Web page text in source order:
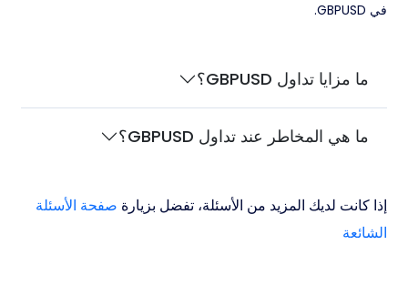
في GBPUSD.
ما مزايا تداول GBPUSD؟
ما هي المخاطر عند تداول GBPUSD؟
إذا كانت لديك المزيد من الأسئلة، تفضل بزيارة صفحة الأسئلة
الشائعة